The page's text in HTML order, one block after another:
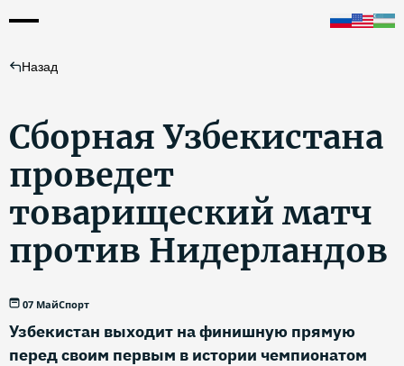
Назад
Сборная Узбекистана
проведет
товарищеский матч
против Нидерландов
07 МайСпорт
Узбекистан выходит на финишную прямую
перед своим первым в истории чемпионатом